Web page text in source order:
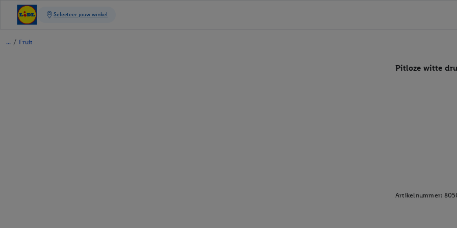
/ Fruit
Pitloze witte
Artikelnummer: